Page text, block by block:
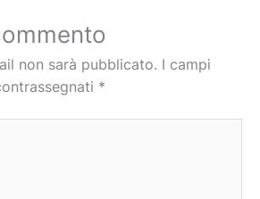
non sarà pubblicato. I campi
*